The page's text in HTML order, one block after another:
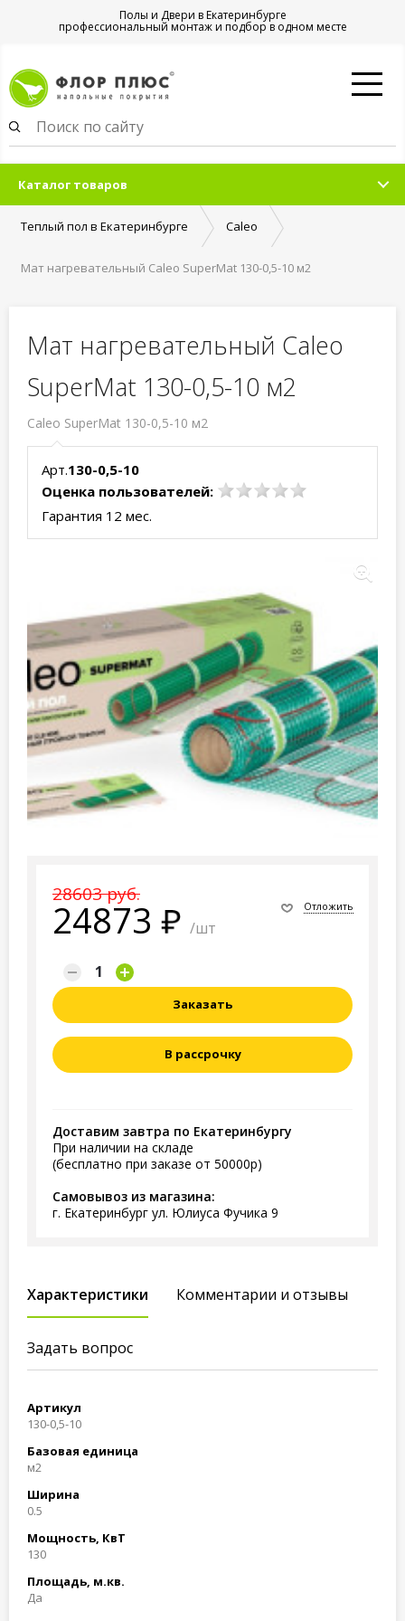
Полы и Двери в Екатеринбурге
профессиональный монтаж и подбор в одном месте
Каталог товаров
Теплый пол в Екатеринбурге Caleo
Мат нагревательный Caleo SuperMat 130-0,5-10 м2
Мат нагревательный Caleo
SuperMat 130-0,5-10 м2
Caleo SuperMat 130-0,5-10 м2
Арт.130-0,5-10
Оценка пользователей:
Гарантия 12 мес.
28603 руб.
24873 /шт
Отложить
Заказать
В рассрочку
Доставим завтра по Екатеринбургу
При наличии на складе
(бесплатно при заказе от 50000р)
Самовывоз из магазина:
г. Екатеринбург ул. Юлиуса Фучика 9
Характеристики Комментарии и отзывы
Задать вопрос
Артикул
130-0,5-10
Базовая единица
м2
Ширина
0.5
Мощность, КвТ
130
Площадь, м.кв.
Да